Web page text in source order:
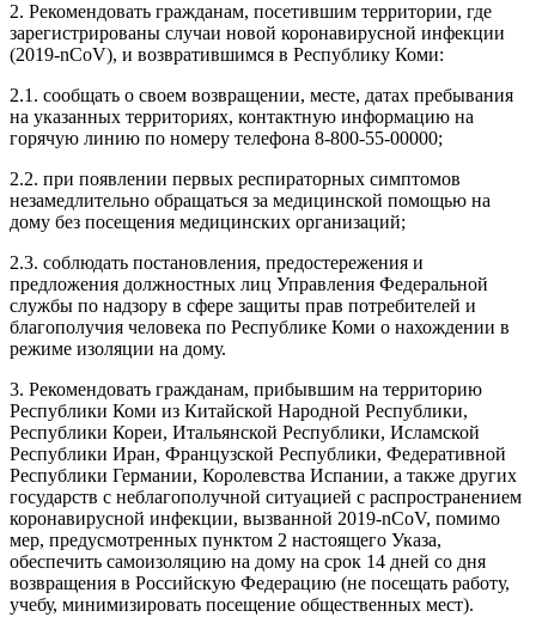
2. Рекомендовать гражданам, посетившим территории, где
зарегистрированы случаи новой коронавирусной инфекции
(2019-nCoV), и возвратившимся в Республику Коми:
2.1. сообщать о своем возвращении, месте, датах пребывания
на указанных территориях, контактную информацию на
горячую линию по номеру телефона 8-800-55-00000;
2.2. при появлении первых респираторных симптомов
незамедлительно обращаться за медицинской помощью на
дому без посещения медицинских организаций;
2.3. соблюдать постановления, предостережения и
предложения должностных лиц Управления Федеральной
службы по надзору в сфере защиты прав потребителей и
благополучия человека по Республике Коми о нахождении в
режиме изоляции на дому.
3. Рекомендовать гражданам, прибывшим на территорию
Республики Коми из Китайской Народной Республики,
Республики Кореи, Итальянской Республики, Исламской
Республики Иран, Французской Республики, Федеративной
Республики Германии, Королевства Испании, а также других
государств с неблагополучной ситуацией с распространением
коронавирусной инфекции, вызванной 2019-nCoV, помимо
мер, предусмотренных пунктом 2 настоящего Указа,
обеспечить самоизоляцию на дому на срок 14 дней со дня
возвращения в Российскую Федерацию (не посещать работу,
учебу, минимизировать посещение общественных мест).